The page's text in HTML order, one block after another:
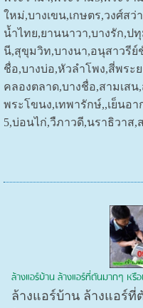
ใหม่,บางเขน,เกษตร,วงศ์สว่
น้ำไทย,ยานนาวา,บางรัก,ป
นี,สุขุมวิท,บางนา,อนุสาวรีย์
ชื่อ,บางบ่อ,หัวลำโพง,สี่พระ
คลองตลาด,บางชื่อ,สามเสน
พระโขนง,เทพารักษ์,,เย็นอ
5,บ่อนไก่,วืภาวดี,นราธิวาส,
ล้างแอร์บ้าน ล้างแอร์ที่ตันมากๆ หรื
ล้างแอร์บ้าน ล้างแอร์ที่